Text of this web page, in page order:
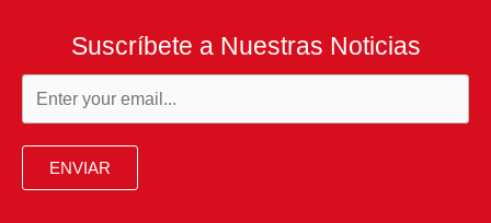
Suscríbete a Nuestras Noticias
ENVIAR